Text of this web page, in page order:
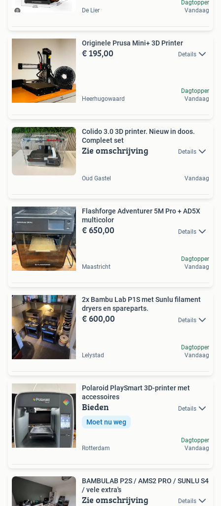
De Lier
Dagtopper
Vandaag
Originele Prusa Mini+ 3D Printer
€ 195,00 Details
Heerhugowaard
Dagtopper
Vandaag
Colido 3.0 3D printer. Nieuw in doos.
Compleet set
Zie omschrijving Details
Oud Gastel Vandaag
Flashforge Adventurer 5M Pro + AD5X
multicolor
€ 650,00 Details
Maastricht
Dagtopper
Vandaag
2x Bambu Lab P1S met Sunlu filament
dryers en spareparts.
€ 600,00 Details
Lelystad
Dagtopper
Vandaag
Polaroid PlaySmart 3D-printer met
accessoires
Bieden Details
Moet nu weg
Rotterdam
Dagtopper
Vandaag
BAMBULAB P2S / AMS2 PRO / SUNLU S4
/ vele extra's
Zie omschrijving Details